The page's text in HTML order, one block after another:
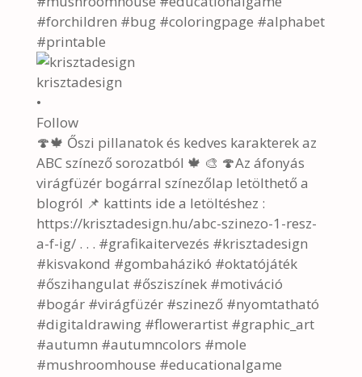
krisztadesign
•
Follow
🍄🍁 Őszi pillanatok és kedves karakterek az
ABC színező sorozatból 🍁 🎨 🍄Az áfonyás
virágfüzér bogárral színezőlap letölthető a
blogról 📌 kattints ide a letöltéshez :
https://krisztadesign.hu/abc-szinezo-1-resz-
a-f-ig/ . . . #grafikaitervezés #krisztadesign
#kisvakond #gombaházikó #oktatójáték
#őszihangulat #ősziszínek #motiváció
#bogár #virágfüzér #szinező #nyomtatható
#digitaldrawing #flowerartist #graphic_art
#autumn #autumncolors #mole
#mushroomhouse #educationalgame